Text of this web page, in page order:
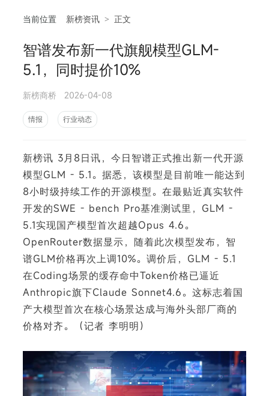
当前位置 新榜资讯 > 正文
智谱发布新一代旗舰模型GLM-
5.1，同时提价10%
新榜商桥 2026-04-08
情报 行业动态
新榜讯 3月8日讯，今日智谱正式推出新一代开源
模型GLM - 5.1。据悉，该模型是目前唯一能达到
8小时级持续工作的开源模型。在最贴近真实软件
开发的SWE - bench Pro基准测试里，GLM -
5.1实现国产模型首次超越Opus 4.6。
OpenRouter数据显示，随着此次模型发布，智
谱GLM价格再次上调10%。调价后，GLM - 5.1
在Coding场景的缓存命中Token价格已逼近
Anthropic旗下Claude Sonnet4.6。这标志着国
产大模型首次在核心场景达成与海外头部厂商的
价格对齐。（记者 李明明）